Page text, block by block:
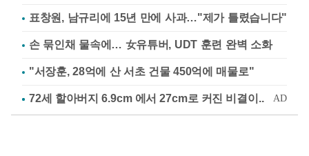
표창원, 남규리에 15년 만에 사과…"제가 틀렸습니다"
손 묶인채 물속에… 女유튜버, UDT 훈련 완벽 소화
"서장훈, 28억에 산 서초 건물 450억에 매물로"